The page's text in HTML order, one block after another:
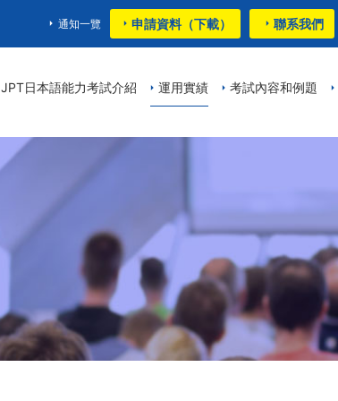
JPT日本語能力考試介紹 運用實績 考試內容和例題
通知一覽 申請資料（下載） 聯系我們